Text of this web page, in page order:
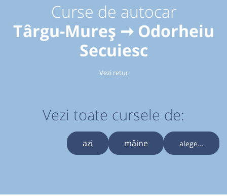
Curse de autocar
Târgu-Mureș ➞ Odorheiu
Secuiesc
Vezi retur
Vezi toate cursele de:
azi mâine alege...